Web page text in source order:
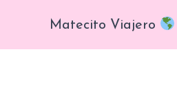
contenido
Matecito Viajero